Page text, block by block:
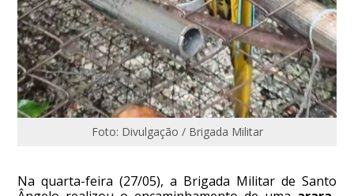
Foto: Divulgação / Brigada Militar
Na quarta-feira (27/05), a Brigada Militar de Santo